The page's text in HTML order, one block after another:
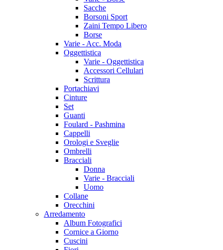
Sacche
Borsoni Sport
Zaini Tempo Libero
Borse
Varie - Acc. Moda
Oggettistica
Varie - Oggettistica
Accessori Cellulari
Scrittura
Portachiavi
Cinture
Set
Guanti
Foulard - Pashmina
Cappelli
Orologi e Sveglie
Ombrelli
Bracciali
Donna
Varie - Bracciali
Uomo
Collane
Orecchini
Arredamento
Album Fotografici
Cornice a Giorno
Cuscini